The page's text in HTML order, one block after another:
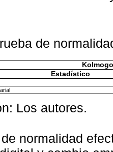
de
Estadístico
Los autores.
normalidad